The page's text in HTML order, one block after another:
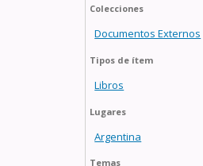
Colecciones
Documentos Externos
Tipos de ítem
Libros
Lugares
Argentina
Temas